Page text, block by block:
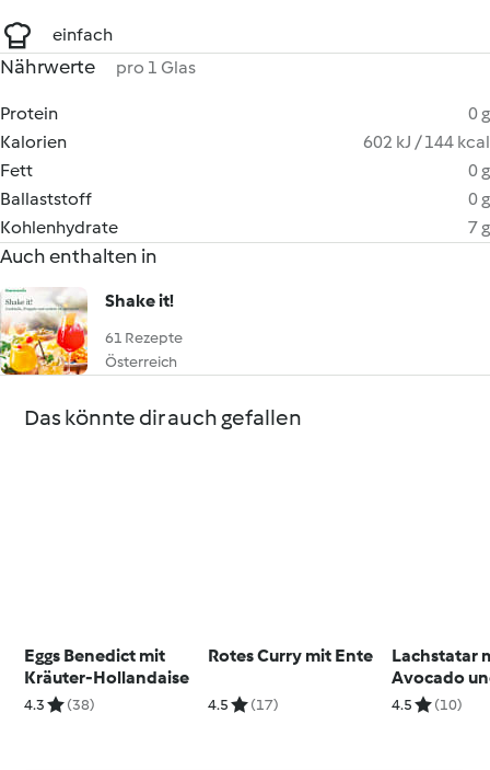
einfach
Nährwerte pro 1 Glas
Protein
0 g
Kalorien
602 kJ / 144 kcal
Fett
0 g
Ballaststoff
0 g
Kohlenhydrate
7 g
Auch enthalten in
Shake it!
61 Rezepte
Österreich
Das könnte dir auch gefallen
Eggs Benedict mit
Kräuter-Hollandaise
4.3 (38)
Rotes Curry mit Ente
4.5 (17)
Lachstatar
Avocado
4.5 (10)